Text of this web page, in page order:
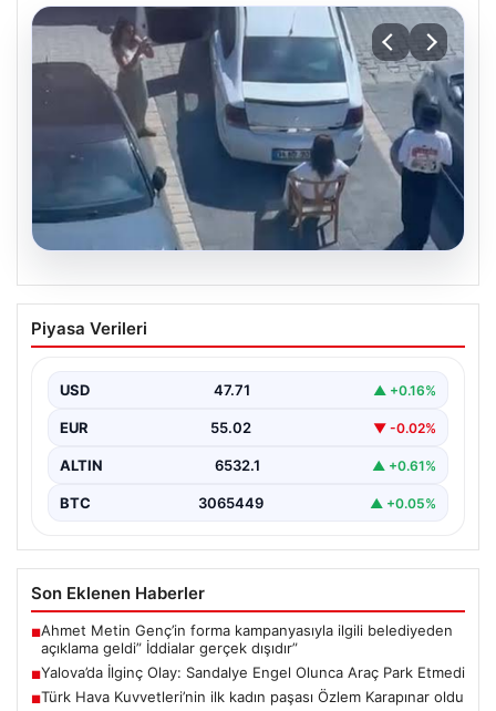
05.08.2026
Yalova’da İlginç Olay: Sandalye Engel
Olunca Araç Park Etmedi
gerçekleşen bu ilginç olay, bölge sakinlerinin ve
çevredekilerin…
Piyasa Verileri
USD 47.71 ▲ +0.16%
EUR 55.02 ▼ -0.02%
ALTIN 6532.1 ▲ +0.61%
BTC 3065449 ▲ +0.05%
Son Eklenen Haberler
■Ahmet Metin Genç’in forma kampanyasıyla ilgili belediyeden
açıklama geldi” İddialar gerçek dışıdır”
■Yalova’da İlginç Olay: Sandalye Engel Olunca Araç Park Etmedi
■Türk Hava Kuvvetleri’nin ilk kadın paşası Özlem Karapınar oldu